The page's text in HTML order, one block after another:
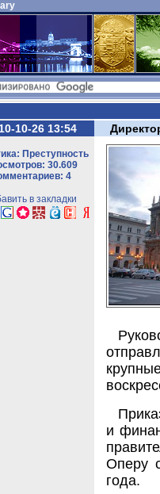
10-26 13:54
Преступность
30.609
4
в закладки
и
Оперу
года.